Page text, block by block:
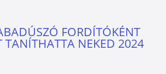
FORDÍTÓKÉNT
TANÍTHATTA NEKED 2024